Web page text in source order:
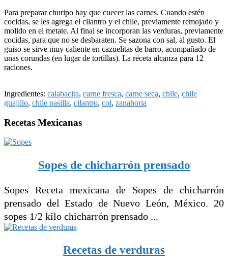
Para preparar churipo hay que cuecer las carnes. Cuando estén
cocidas, se les agrega el cilantro y el chile, previamente remojado y
molido en el metate. Al final se incorporan las verduras, previamente
cocidas, para que no se desbaraten. Se sazona con sal, al gusto. El
guiso se sirve muy caliente en cazuelitas de barro, acompañado de
unas corundas (en lugar de tortillas). La receta alcanza para 12
raciones.
Ingredientes: calabacita, carne fresca, carne seca, chile, chile
guajillo, chile pasilla, cilantro, col, zanahoria
Recetas Mexicanas
Sopes de chicharrón prensado
Sopes Receta mexicana de Sopes de chicharrón
prensado del Estado de Nuevo León, México. 20
sopes 1/2 kilo chicharrón prensado ...
Recetas de verduras